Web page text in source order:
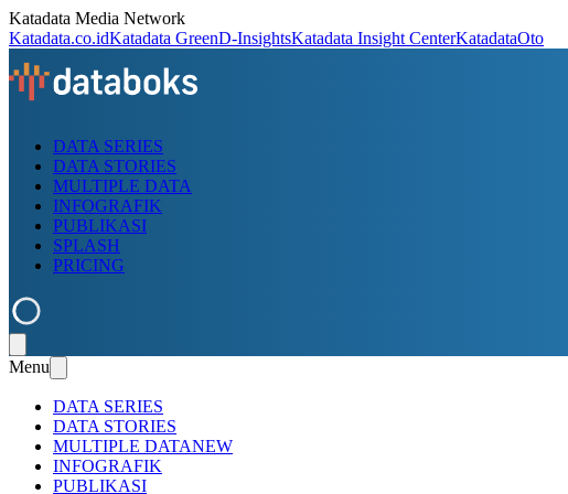
Katadata Media Network
Katadata.co.idKatadata GreenD-InsightsKatadata Insight CenterKatadataOto
DATA SERIES
DATA STORIES
MULTIPLE DATA
INFOGRAFIK
PUBLIKASI
SPLASH
PRICING
Menu
DATA SERIES
DATA STORIES
MULTIPLE DATANEW
INFOGRAFIK
PUBLIKASI